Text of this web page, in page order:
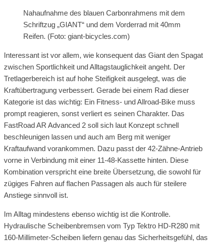
Nahaufnahme des blauen Carbonrahmens mit dem
Schriftzug „GIANT“ und dem Vorderrad mit 40mm
Reifen. (Foto: giant-bicycles.com)
Interessant ist vor allem, wie konsequent das Giant den Spagat
zwischen Sportlichkeit und Alltagstauglichkeit angeht. Der
Tretlagerbereich ist auf hohe Steifigkeit ausgelegt, was die
Kraftübertragung verbessert. Gerade bei einem Rad dieser
Kategorie ist das wichtig: Ein Fitness- und Allroad-Bike muss
prompt reagieren, sonst verliert es seinen Charakter. Das
FastRoad AR Advanced 2 soll sich laut Konzept schnell
beschleunigen lassen und auch am Berg mit weniger
Kraftaufwand vorankommen. Dazu passt der 42-Zähne-Antrieb
vorne in Verbindung mit einer 11-48-Kassette hinten. Diese
Kombination verspricht eine breite Übersetzung, die sowohl für
zügiges Fahren auf flachen Passagen als auch für steilere
Anstiege sinnvoll ist.
Im Alltag mindestens ebenso wichtig ist die Kontrolle.
Hydraulische Scheibenbremsen vom Typ Tektro HD-R280 mit
160-Millimeter-Scheiben liefern genau das Sicherheitsgefühl, das